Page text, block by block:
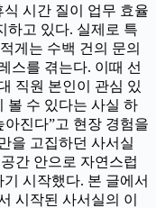
시간 질이 업무 효율
하고 있다. 실제로 특
게는 수백 건의 문의
스를 겪는다. 이때 선
직원 본인이 관심 있
볼 수 있다는 사실 하
진다”고 현장 경험을
을 고집하던 사서실
간 안으로 자연스럽
시작했다. 본 글에서
시작된 사서실의 이